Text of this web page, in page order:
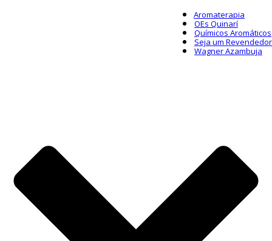
Aromaterapia
OEs Quinarí
Químicos Aromáticos
Seja um Revendedor
Wagner Azambuja